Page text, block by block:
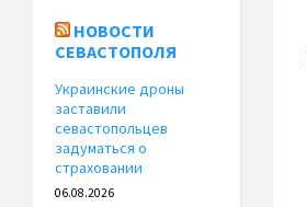
НОВОСТИ
СЕВАСТОПОЛЯ
Украинские дроны
заставили
севастопольцев
задуматься о
страховании
06.08.2026